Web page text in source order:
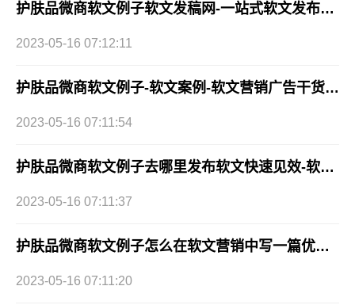
护肤品微商软文例子软文发稿网-一站式软文发布平台
2023-05-16 07:12:11
护肤品微商软文例子-软文案例-软文营销广告干货分享
2023-05-16 07:11:54
护肤品微商软文例子去哪里发布软文快速见效-软文发稿网
2023-05-16 07:11:37
护肤品微商软文例子怎么在软文营销中写一篇优秀的软文？
2023-05-16 07:11:20